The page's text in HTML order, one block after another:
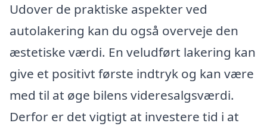
Udover de praktiske aspekter ved
autolakering kan du også overveje den
æstetiske værdi. En veludført lakering kan
give et positivt første indtryk og kan være
med til at øge bilens videresalgsværdi.
Derfor er det vigtigt at investere tid i at